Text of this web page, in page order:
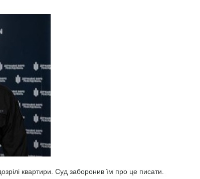
квартири. Суд заборонив їм про це писати.